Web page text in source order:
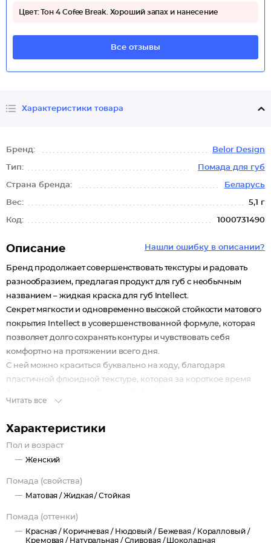
Цвет: Тон 4 Cofee Break. Хороший запах и нанесение
Все отзывы
Характеристики товара
Бренд: Belor Design
Тип: Помада для губ
Страна бренда: Беларусь
Вес: 5,1 г
Код: 1000731490
Нашли ошибку в описании?
Описание
Бренд продолжает совершенствовать текстуры и радовать
разнообразием, предлагая продукт для губ с необычным
названием – жидкая краска для губ Intellect.
Секрет мягкости и одновременно высокой стойкости матового
покрытия Intellect в усовершенствованной формуле, которая
позволяет долго сохранять контуры и чувствовать себя
комфортно на протяжении всего дня.
С ней можно краситься буквально на ходу, благодаря
пластичной флюидной текстуре, которая за короткое время
Широкая палитра 10-ти насыщенных оттенков и изысканный
дизайн упаковки c маневренным аппликатором скрасят не
только любой образ, но и будни.
Идеальное решение для тех, кто не может отказаться от
перфекционизма в макияже.
Читать все
Характеристики
Пол и возраст
Женский
Помада (свойства)
Матовая /Жидкая /Стойкая
Помада (оттенки)
Красная / Коричневая / Нюдовый / Бежевая / Коралловый /
Кремовая / Натуральная /Сливовая / Шоколадная